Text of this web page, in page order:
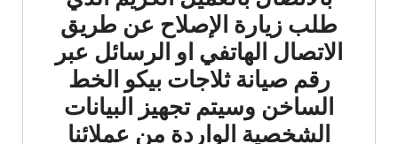
طلب زيارة الإصلاح عن طريق
الاتصال الهاتفي او الرسائل عبر
رقم صيانة ثلاجات بيكو الخط
الساخن وسيتم تجهيز البيانات
الشخصية الواردة من عملائنا